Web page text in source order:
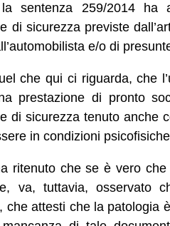
sentenza 259/2014 ha
di sicurezza previste
e/o di
che qui ci riguarda, che
prestazione di pronto
di sicurezza tenuto anche
in condizioni
ritenuto che se è vero
va, tuttavia, osservato
che attesti che la patologia